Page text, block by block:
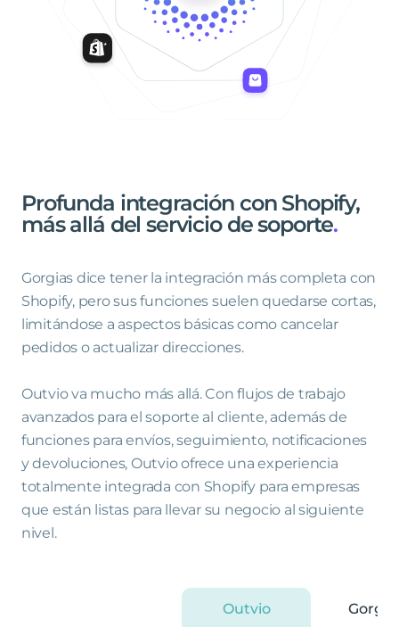
Profunda integración con Shopify,
más allá del servicio de soporte.
Gorgias dice tener la integración más completa con
Shopify, pero sus funciones suelen quedarse cortas,
limitándose a aspectos básicas como cancelar
pedidos o actualizar direcciones.
Outvio va mucho más allá. Con flujos de trabajo
avanzados para el soporte al cliente, además de
funciones para envíos, seguimiento, notificaciones
y devoluciones, Outvio ofrece una experiencia
totalmente integrada con Shopify para empresas
que están listas para llevar su negocio al siguiente
nivel.
Outvio